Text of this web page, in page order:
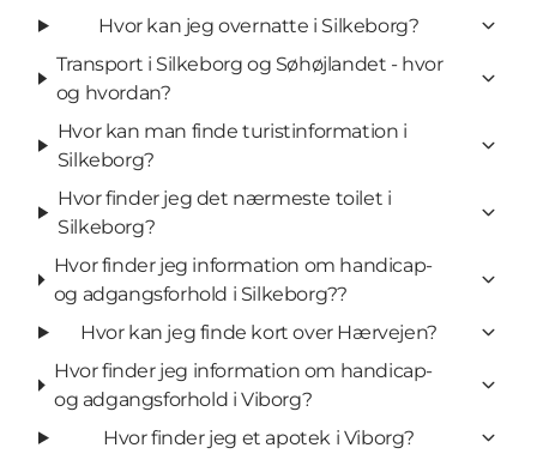
Hvor kan jeg overnatte i Silkeborg?
Transport i Silkeborg og Søhøjlandet - hvor
og hvordan?
Hvor kan man finde turistinformation i
Silkeborg?
Hvor finder jeg det nærmeste toilet i
Silkeborg?
Hvor finder jeg information om handicap-
og adgangsforhold i Silkeborg??
Hvor kan jeg finde kort over Hærvejen?
Hvor finder jeg information om handicap-
og adgangsforhold i Viborg?
Hvor finder jeg et apotek i Viborg?